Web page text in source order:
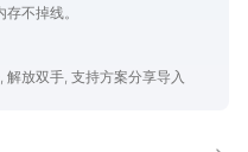
不掉线。
放双手, 支持方案分享导入